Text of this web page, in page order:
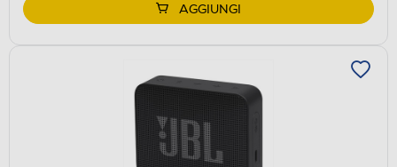
AGGIUNGI